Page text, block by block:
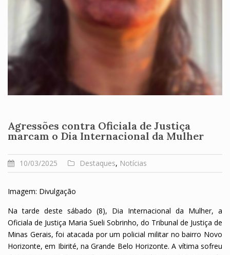
Agressões contra Oficiala de Justiça
marcam o Dia Internacional da Mulher
10/03/2025 Destaques, Notícias
Imagem: Divulgação
Na tarde deste sábado (8), Dia Internacional da Mulher, a
Oficiala de Justiça Maria Sueli Sobrinho, do Tribunal de Justiça de
Minas Gerais, foi atacada por um policial militar no bairro Novo
Horizonte, em Ibirité, na Grande Belo Horizonte. A vítima sofreu